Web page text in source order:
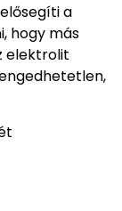
a
hogy más
elektrolit